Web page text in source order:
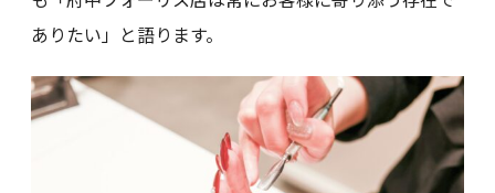
ありたい」と語ります。